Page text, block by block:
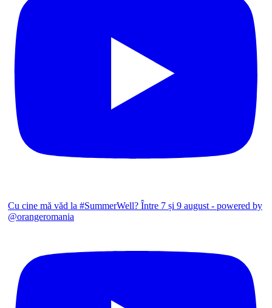
Cu cine mă văd la #SummerWell? Între 7 și 9 august - powered by
@orangeromania